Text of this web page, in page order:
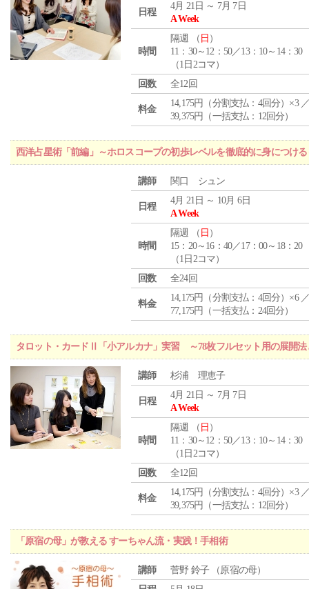
日程
4月 21日 ～ 7月 7日
A Week
時間
隔週 （ 日 ）
11：30～12：50／13：10～14：30
（1日2コマ）
回数
全12回
料金
14,175円（分割支払：4回分）×3
39,375円（一括支払：12回分）
西洋占星術「前編」～ホロスコープの初歩レベルを徹底的に身につける
講師 関口 シュン
日程
4月 21日 ～ 10月 6日
A Week
時間
隔週 （ 日 ）
15：20～16：40／17：00～18：20
（1日2コマ）
回数
全24回
料金
14,175円（分割支払：4回分）×6
77,175円（一括支払：24回分）
タロット・カードⅡ「小アルカナ」実習 ～78枚フルセット用の展開法
講師 杉浦 理恵子
日程
4月 21日 ～ 7月 7日
A Week
時間
隔週 （ 日 ）
11：30～12：50／13：10～14：30
（1日2コマ）
回数
全12回
料金
14,175円（分割支払：4回分）×3
39,375円（一括支払：12回分）
「原宿の母」が教える すーちゃん流・実践！手相術
講師
菅野 鈴子 （原宿の母）